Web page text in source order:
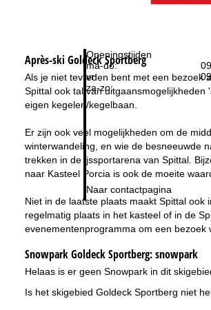
Openingstijden
ma-do:
vr:
za-zo:
Naar contactpagina
Après-ski Goldeck Sportberg
Als je niet tevreden bent met een bezoek
Spittal ook tal van
eigen kegelen/kegelbaan.
Er zijn ook veel mogelijkheden om de
winterwandeling, en wie de besneeuwde
trekken in de ijssportarena van Spittal.
naar Kasteel Porcia is ook de moeite
Niet in de laatste plaats maakt Spittal
regelmatig plaats in het kasteel of in de
evenementenprogramma om een bezoek
Snowpark Goldeck Sportberg:snowpark
Helaas is er geen Snowpark in dit
Is het skigebied Goldeck Sportberg niet